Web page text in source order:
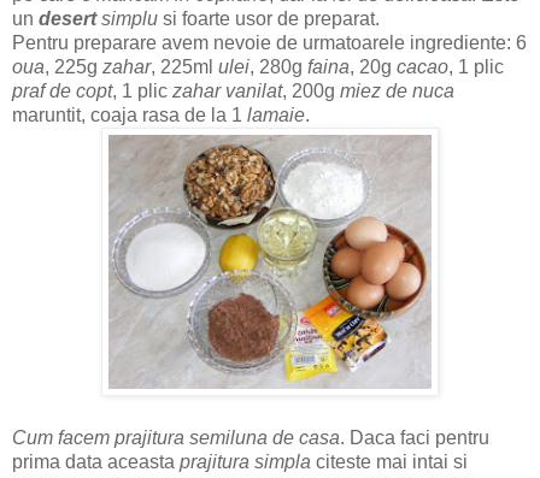
un desertsimplu si foarte usor de preparat.
Pentru preparare avem nevoie de urmatoarele ingrediente: 6
oua, 225g zahar, 225ml ulei, 280g faina, 20g cacao, 1 plic
praf de copt, 1 plic zahar vanilat, 200g miez de nuca
maruntit, coaja rasa de la 1 lamaie.
Cum facem prajitura semiluna de casa. Daca faci pentru
prima data aceasta prajitura simpla citeste mai intai si